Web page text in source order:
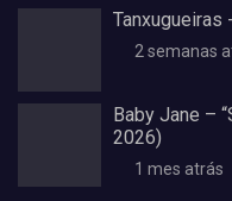
Tanxugueiras
2 semanas
Baby Jane –
2026)
1 mes atrás